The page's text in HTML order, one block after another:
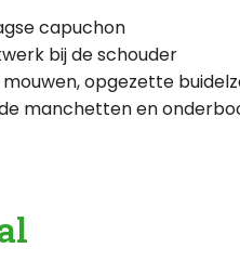
capuchon
bij de schouder
opgezette
manchetten en